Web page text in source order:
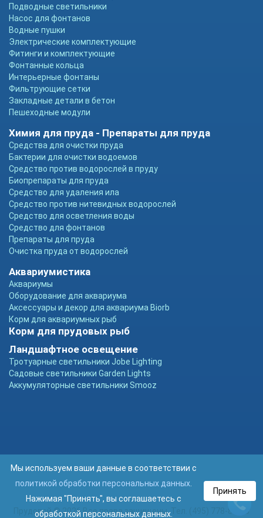
Подводные светильники
Насос для фонтанов
Водные пушки
Электрические комплектующие
Фитинги и комплектующие
Фонтанные кольца
Интерьерные фонтаны
Фильтрующие сетки
Закладные детали в бетон
Пешеходные модули
Химия для пруда - Препараты для пруда
Средства для очистки пруда
Бактерии для очистки водоемов
Средство против водорослей в пруду
Биопрепараты для пруда
Средство для удаления ила
Средство против нитевидных водорослей
Средство для осветления воды
Средство для фонтанов
Препараты для пруда
Очистка пруда от водорослей
Аквариумистика
Аквариумы
Оборудование для аквариума
Аксессуары и декор для аквариума Biorb
Корм для аквариумных рыб
Корм для прудовых рыб
Ландшафтное освещение
Тротуарные светильники Jobe Lighting
Садовые светильники Garden Lights
Аккумуляторные светильники Smooz
Прудовой © 2026 Все права защищены. Тел. (495) 778-89-93
Мы используем ваши данные в соответствии с
политикой обработки персональных данных
Нажимая "Принять", вы соглашаетесь с
обработкой персональных данных.
Принять